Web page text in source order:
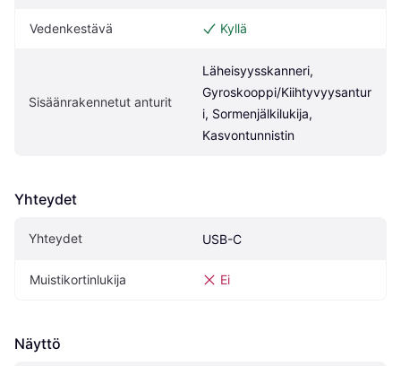
Vedenkestävä Kyllä
Sisäänrakennetut anturit
Läheisyysskanneri,
Gyroskooppi/Kiihtyvyysantur
i, Sormenjälkilukija,
Kasvontunnistin
Yhteydet
Yhteydet USB-C
Muistikortinlukija Ei
Näyttö